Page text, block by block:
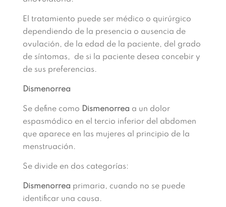
El tratamiento puede ser médico o quirúrgico
dependiendo de la presencia o ausencia de
ovulación, de la edad de la paciente, del grado
de síntomas, de si la paciente desea concebir y
de sus preferencias.
Dismenorrea
Se define como Dismenorrea a un dolor
espasmódico en el tercio inferior del abdomen
que aparece en las mujeres al principio de la
menstruación.
Se divide en dos categorías:
Dismenorrea primaria, cuando no se puede
identificar una causa.